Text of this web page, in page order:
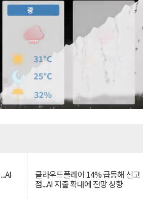
클라우드플레어 14% 급등해 신고
점...AI 지출 확대에 전망 상향